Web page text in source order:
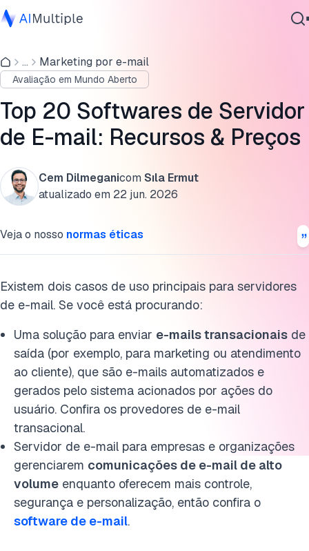
IA Agêntica
Segurança cibernética
Dados
Software Empresarial
Serviços
... Marketing por e-mail
Avaliação em Mundo Aberto
Top 20 Softwares de Servidor
de E-mail: Recursos & Preços
Cem Dilmeganicom Sıla Ermut
atualizado em 22 jun. 2026
Veja o nosso normas éticas
Existem dois casos de uso principais para servidores
de e-mail. Se você está procurando:
Uma solução para enviar e-mails transacionais de
saída (por exemplo, para marketing ou atendimento
ao cliente), que são e-mails automatizados e
gerados pelo sistema acionados por ações do
usuário. Confira os provedores de e-mail
transacional.
Servidor de e-mail para empresas e organizações
gerenciarem comunicações de e-mail de alto
volume enquanto oferecem mais controle,
segurança e personalização, então confira o
software de e-mail.
Recursos diferenciadores dos provedores de e-mail
transacional
Top 5 softwares de e-mail
Comparar software de e-mail: Implantação, foco &
O que é um servidor de e-mail?
Categorias de soluções de servidor de e-mail
De e-mails transacionais para automação de e-mail
impulsionada por IA
Cite esta pesquisa